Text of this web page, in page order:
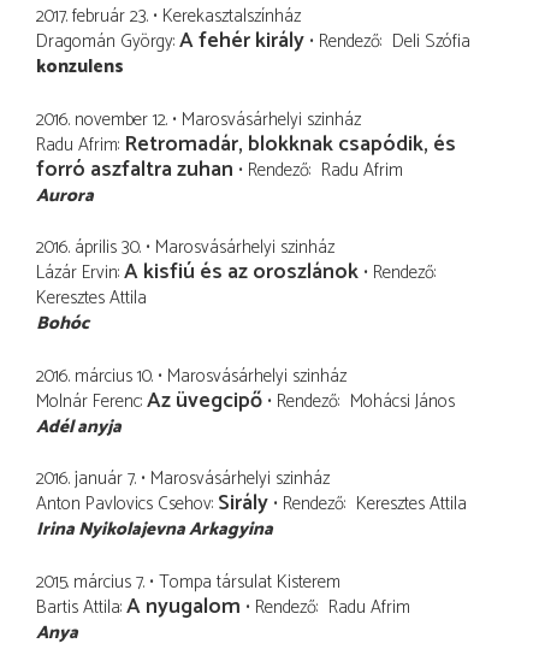
2017. február 23. Kerekasztalszínház
Dragomán György A fehér király Rendező Deli Szófia
konzulens
2016. november 12. Marosvásárhelyi szinház
Radu Afrim Retromadár, blokknak csapódik, és
forró aszfaltra zuhan Rendező Radu Afrim
Aurora
2016. április 30. Marosvásárhelyi szinház
Lázár Ervin A kisfiú és az oroszlánok Rendező
Keresztes Attila
Bohóc
2016. március 10. Marosvásárhelyi szinház
Molnár Ferenc Az üvegcipő Rendező Mohácsi János
Adél anyja
2016. január 7. Marosvásárhelyi szinház
Anton Pavlovics Csehov Sirály Rendező Keresztes Attila
Irina Nyikolajevna Arkagyina
2015. március 7. Tompa társulat Kisterem
Bartis Attila A nyugalom Rendező Radu Afrim
Anya